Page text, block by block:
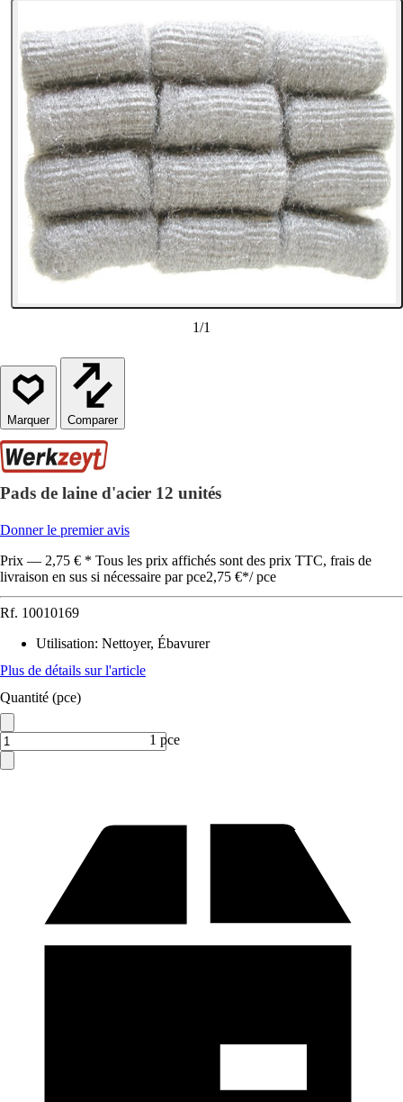
1/1
Comparer
Pads de laine d'acier 12 unités
Donner le premier avis
Prix — 2,75 € * Tous les prix affichés sont des prix TTC, frais de
livraison en sus si nécessaire par pce2,75 €*/ pce
Rf. 10010169
Utilisation: Nettoyer, Ébavurer
Plus de détails sur l'article
Quantité (pce)
1 pce